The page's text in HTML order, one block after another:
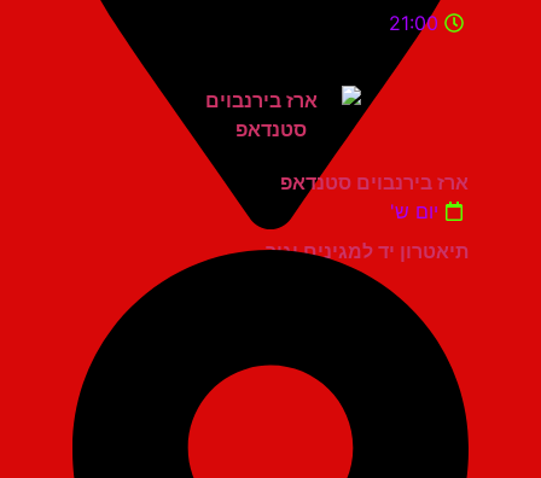
תיאטרון יד למגינים יגור
21:00
ארז בירנבוים סטנדאפ
יום ש'